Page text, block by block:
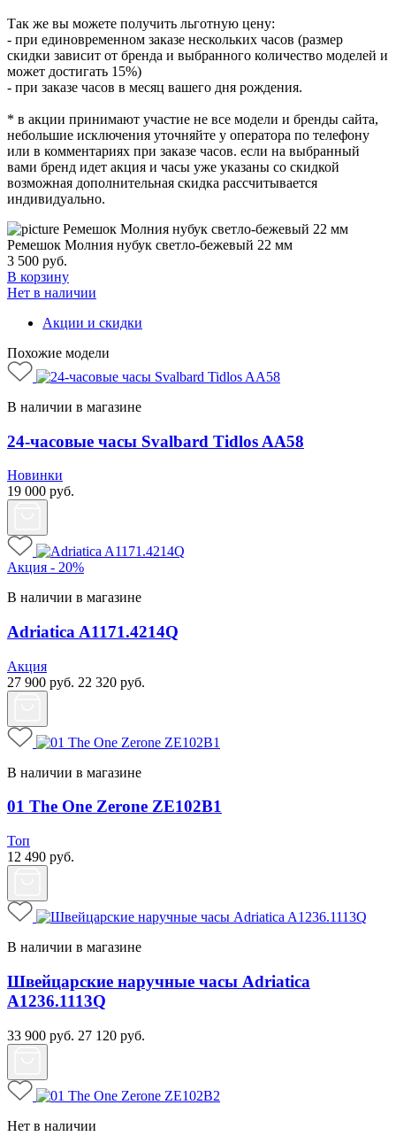
Так же вы можете получить льготную цену:
- при единовременном заказе нескольких часов (размер
скидки зависит от бренда и выбранного количество моделей и
может достигать 15%)
- при заказе часов в месяц вашего дня рождения.
* в акции принимают участие не все модели и бренды сайта,
небольшие исключения уточняйте у оператора по телефону
или в комментариях при заказе часов. если на выбранный
вами бренд идет акция и часы уже указаны со скидкой
возможная дополнительная скидка рассчитывается
индивидуально.
Ремешок Молния нубук светло-бежевый 22 мм
3 500 руб.
В корзину
Нет в наличии
Акции и скидки
Похожие модели
В наличии в магазине
24-часовые часы Svalbard Tidlos AA58
Новинки
19 000 руб.
Акция - 20%
В наличии в магазине
Adriatica A1171.4214Q
Акция
27 900 руб. 22 320 руб.
В наличии в магазине
01 The One Zerone ZE102B1
Топ
12 490 руб.
В наличии в магазине
Швейцарские наручные часы Adriatica
A1236.1113Q
33 900 руб. 27 120 руб.
Нет в наличии